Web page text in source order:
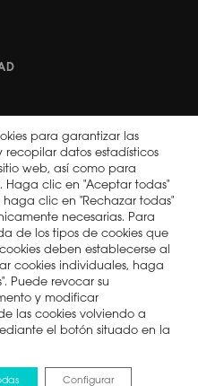
ESPAÑA
para garantizar las
datos estadísticos
web, así como para
Haga clic en "Aceptar todas"
clic en "Rechazar todas"
necesarias. Para
de los tipos de cookies que
deben establecerse al
cookies individuales, haga
Puede revocar su
y modificar
las cookies volviendo a
el botón situado en la
Configurar